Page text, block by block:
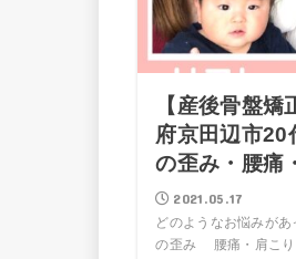
【産後骨盤
府京田辺市20
の歪み・腰痛
2021.05.17
どのようなお悩みが
の歪み 腰痛・肩こり